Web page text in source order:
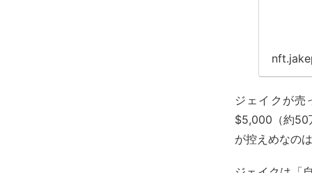
ジェイクが売
$5,000（約50
が控えめなの